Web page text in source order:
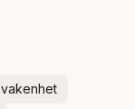
vakenhet